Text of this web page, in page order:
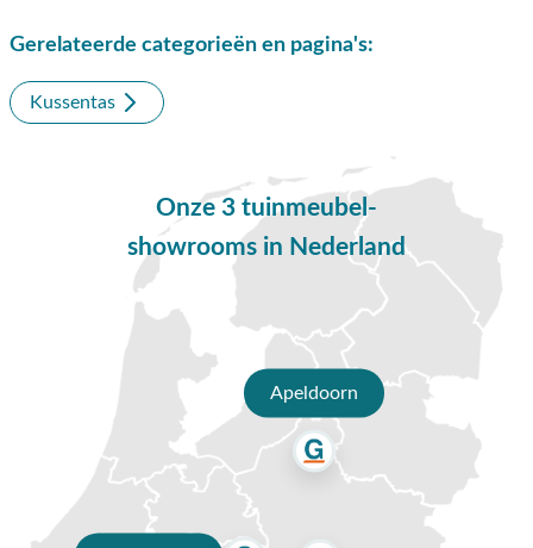
✔ Persoonlijk advies van specialisten
✔ 9.4/10 uit 19.500+ klantbeoordelingen
Gerelateerde categorieën en pagina's:
Kussentas
Onze 3 tuinmeubel-
showrooms in Nederland
Apeldoorn